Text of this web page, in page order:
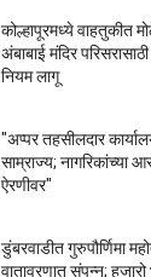
कोल्हापूरमध्ये वाहतुकीत
अंबाबाई मंदिर
नियम लागू
"अप्पर तहसीलदार
साम्राज्य; नागरिकांच्या
ऐरणीवर"
डुंबरवाडीत गुरुपौर्णिमा
वातावरणात संपन्न;